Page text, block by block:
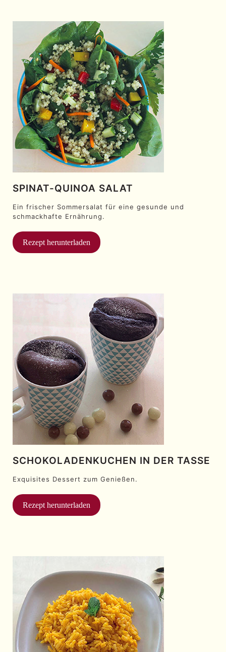
SPINAT-QUINOA SALAT
Ein frischer Sommersalat für eine gesunde und
schmackhafte Ernährung.
Rezept herunterladen
SCHOKOLADENKUCHEN IN DER TASSE
Exquisites Dessert zum Genießen.
Rezept herunterladen